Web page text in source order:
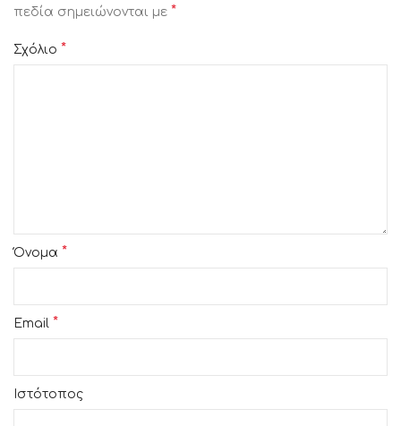
πεδία σημειώνονται με *
Σχόλιο *
Όνομα *
Email *
Ιστότοπος